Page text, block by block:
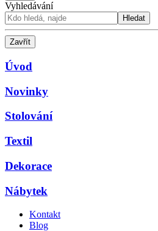
Vyhledávání
Hledat
Zavřít
Úvod
Novinky
Stolování
Textil
Dekorace
Nábytek
Kontakt
Blog